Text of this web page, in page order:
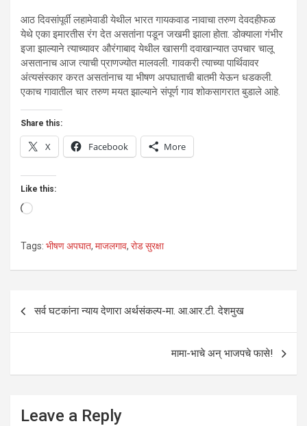
आठ दिवसांपूर्वी लहामेवाडी येथील भारत गायकवाड नावाचा तरुण देवदहीफळ
येथे एका इमारतीस रंग देत असतांना पडून जखमी झाला होता. डोक्याला गंभीर
इजा झाल्याने त्याच्यावर औरंगाबाद येथील खासगी दवाखान्यात उपचार चालू
असतानाच आज त्याची प्राणज्योत मालवली. गावकरी त्याच्या पार्थिवावर
अंत्यसंस्कार करत असतांनाच या भीषण अपघाताची बातमी येऊन धडकली.
एकाच गावातील चार तरुण मयत झाल्याने संपूर्ण गाव शोकसागरात बुडाले आहे.
Share this:
X Facebook More
Like this:
Loading…
Tags: भीषण अपघात, माजलगाव, रोड सुरक्षा
Post
सर्व घटकांना न्याय देणारा अर्थसंकल्प-मा. आ.आर.टी. देशमुख
मामा-भाचे अन् भाजपचे फासे!
Leave a Reply